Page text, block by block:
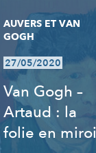
AUVERS ET VAN
GOGH
27/05/2020
Van Gogh –
Artaud : la
folie en